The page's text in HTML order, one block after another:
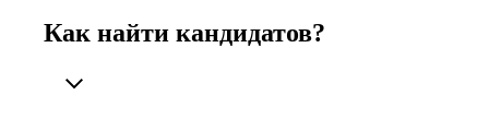
Как найти кандидатов?